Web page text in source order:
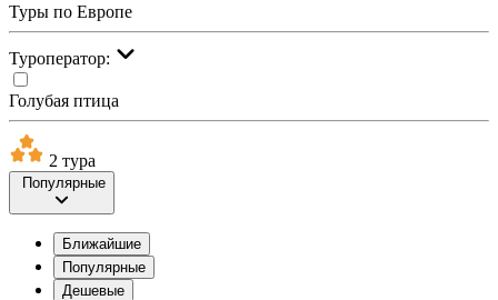
Туры по Европе
Туроператор:
Голубая птица
2 тура
Популярные
Ближайшие
Популярные
Дешевые